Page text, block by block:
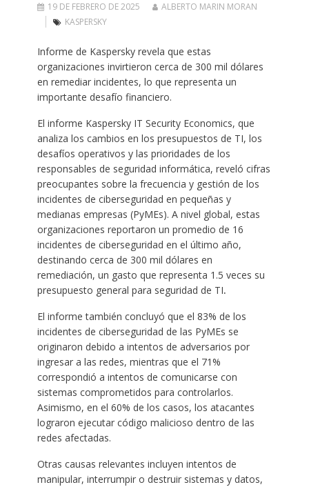
19 DE FEBRERO DE 2025
ALBERTO MARIN MORAN
KASPERSKY
Informe de Kaspersky revela que estas
organizaciones invirtieron cerca de 300 mil dólares
en remediar incidentes, lo que representa un
importante desafío financiero.
El informe Kaspersky IT Security Economics, que
analiza los cambios en los presupuestos de TI, los
desafíos operativos y las prioridades de los
responsables de seguridad informática, reveló cifras
preocupantes sobre la frecuencia y gestión de los
incidentes de ciberseguridad en pequeñas y
medianas empresas (PyMEs). A nivel global, estas
organizaciones reportaron un promedio de 16
incidentes de ciberseguridad en el último año,
destinando cerca de 300 mil dólares en
remediación, un gasto que representa 1.5 veces su
presupuesto general para seguridad de TI.
El informe también concluyó que el 83% de los
incidentes de ciberseguridad de las PyMEs se
originaron debido a intentos de adversarios por
ingresar a las redes, mientras que el 71%
correspondió a intentos de comunicarse con
sistemas comprometidos para controlarlos.
Asimismo, en el 60% de los casos, los atacantes
lograron ejecutar código malicioso dentro de las
redes afectadas.
Otras causas relevantes incluyen intentos de
manipular, interrumpir o destruir sistemas y datos,